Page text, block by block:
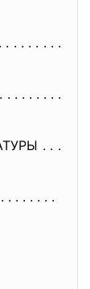
. . . . . . .
. . . . . . .
. . .
. . . . . .